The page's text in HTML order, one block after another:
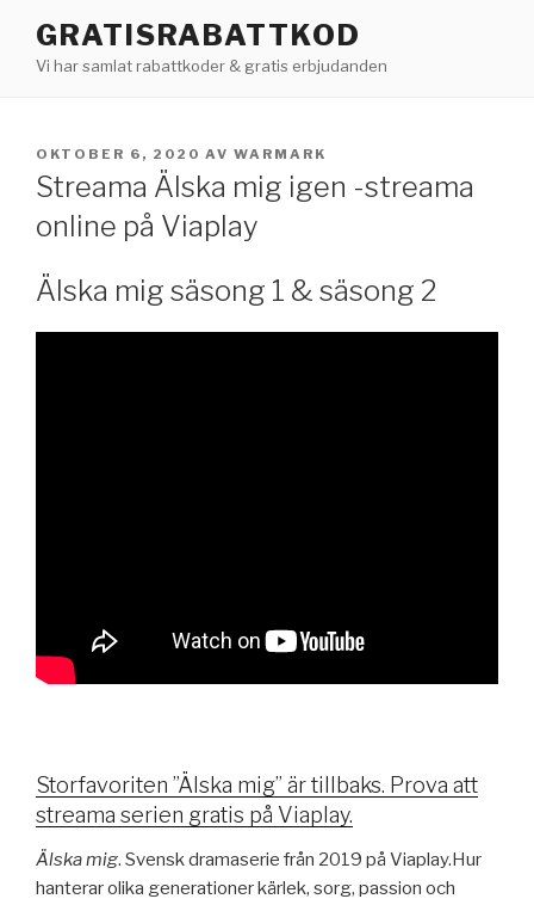
innehåll
GRATISRABATTKOD
Vi har samlat rabattkoder & gratis erbjudanden
PUBLICERAT
OKTOBER 6, 2020 AV WARMARK
Streama Älska mig igen -streama
online på Viaplay
Älska mig säsong 1 & säsong 2
Storfavoriten ”Älska mig” är tillbaks. Prova att
streama serien gratis på Viaplay.
Älska mig. Svensk dramaserie från 2019 på Viaplay.Hur
hanterar olika generationer kärlek, sorg, passion och